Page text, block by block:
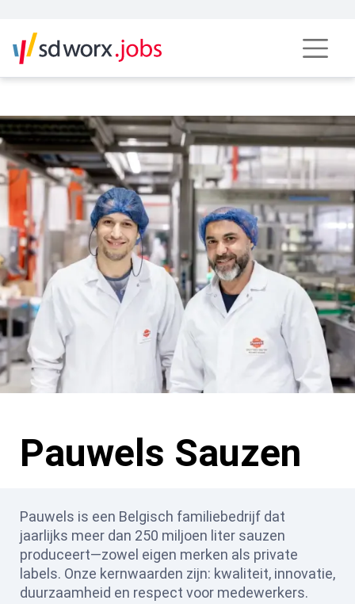
Pauwels Sauzen
Pauwels is een Belgisch familiebedrijf dat
jaarlijks meer dan 250 miljoen liter sauzen
produceert—zowel eigen merken als private
labels. Onze kernwaarden zijn: kwaliteit, innovatie,
duurzaamheid en respect voor medewerkers.